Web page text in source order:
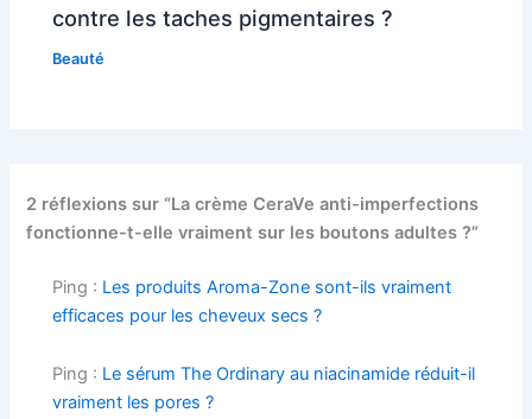
contre les taches pigmentaires ?
Beauté
2 réflexions sur “La crème CeraVe anti-imperfections
fonctionne-t-elle vraiment sur les boutons adultes ?”
Ping : Les produits Aroma-Zone sont-ils vraiment
efficaces pour les cheveux secs ?
Ping : Le sérum The Ordinary au niacinamide réduit-il
vraiment les pores ?